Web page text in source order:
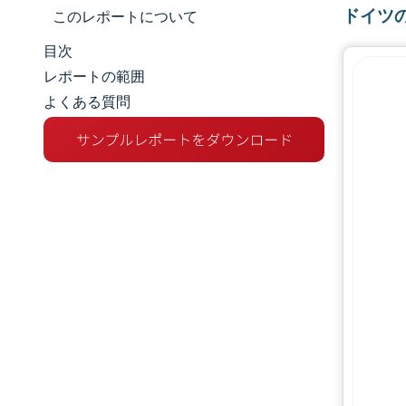
このレポートについて
マーケットスナップショット
市場概要
主な市場動向
目次
レポートの範囲
よくある質問
ドイツ